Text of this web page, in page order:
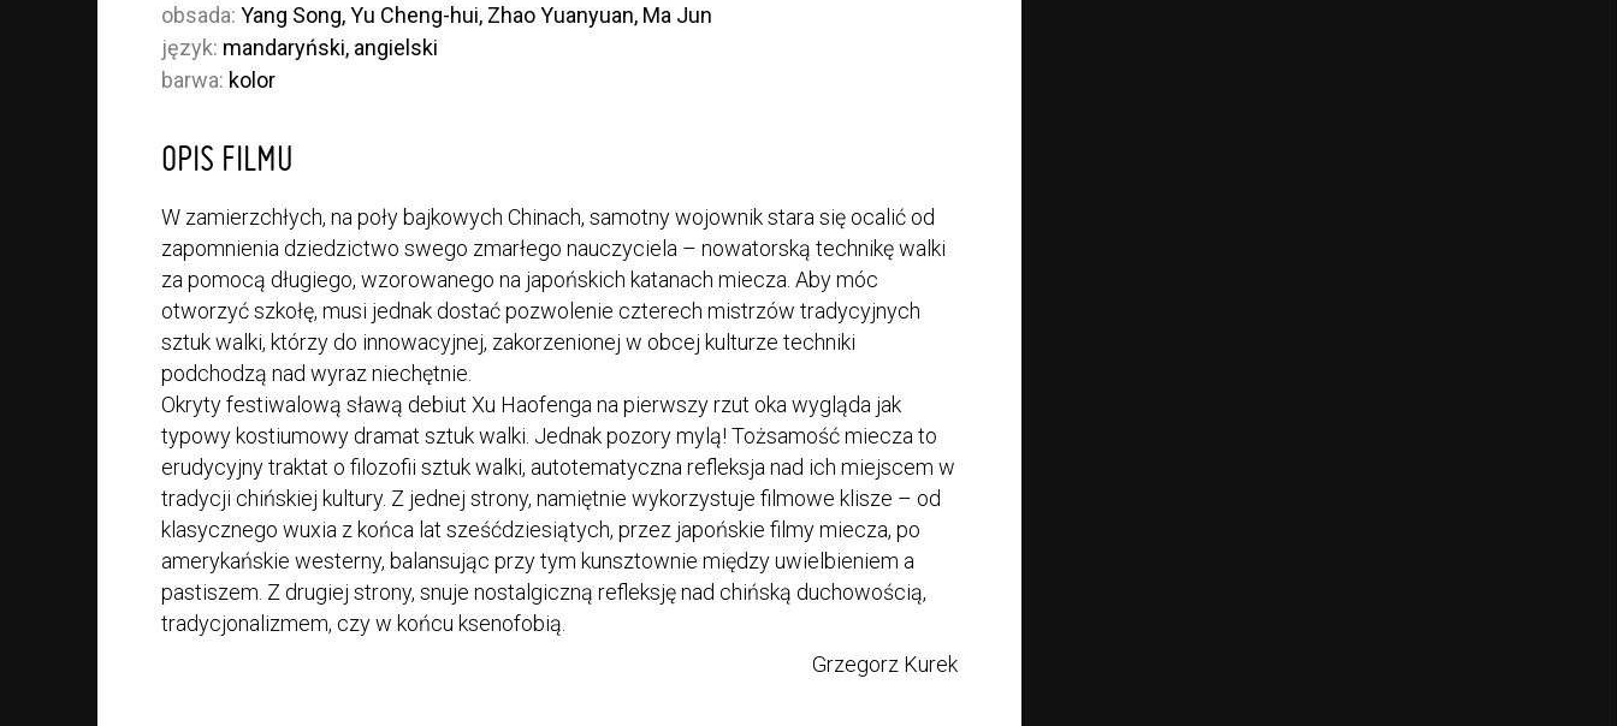
obsada:Yang Song, Yu Cheng-hui, Zhao Yuanyuan, Ma Jun
język: mandaryński, angielski
barwa: kolor
OPIS FILMU
W zamierzchłych, na poły bajkowych Chinach, samotny wojownik stara się ocalić od
zapomnienia dziedzictwo swego zmarłego nauczyciela – nowatorską technikę walki
za pomocą długiego, wzorowanego na japońskich katanach miecza. Aby móc
otworzyć szkołę, musi jednak dostać pozwolenie czterech mistrzów tradycyjnych
sztuk walki, którzy do innowacyjnej, zakorzenionej w obcej kulturze techniki
podchodzą nad wyraz niechętnie.
Okryty festiwalową sławą debiut Xu Haofenga na pierwszy rzut oka wygląda jak
typowy kostiumowy dramat sztuk walki. Jednak pozory mylą! Tożsamość miecza to
erudycyjny traktat o filozofii sztuk walki, autotematyczna refleksja nad ich miejscem w
tradycji chińskiej kultury. Z jednej strony, namiętnie wykorzystuje filmowe klisze – od
klasycznego wuxia z końca lat sześćdziesiątych, przez japońskie filmy miecza, po
amerykańskie westerny, balansując przy tym kunsztownie między uwielbieniem a
pastiszem. Z drugiej strony, snuje nostalgiczną refleksję nad chińską duchowością,
tradycjonalizmem, czy w końcu ksenofobią.
Grzegorz Kurek